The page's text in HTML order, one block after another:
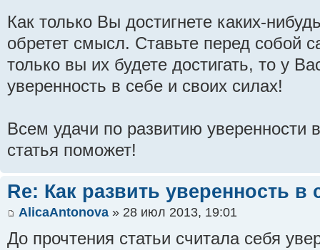
Как только Вы достигнете каких-
обретет смысл. Ставьте перед собой
только вы их будете достигать, то у
уверенность в себе и своих силах!
Всем удачи по развитию
статья поможет!
Re: Как развить уверенность в
AlicaAntonova » 28 июл 2013, 19:01
До прочтения статьи считала себя